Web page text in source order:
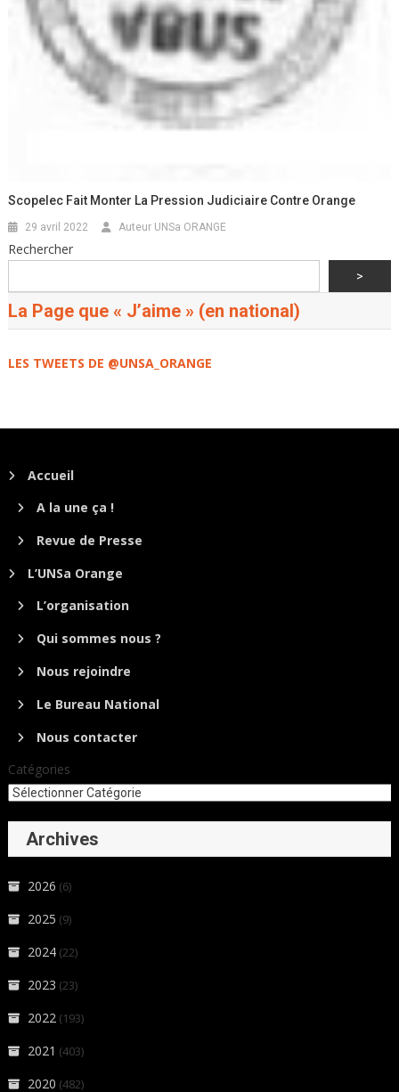
Scopelec Fait Monter La Pression Judiciaire Contre Orange
29 avril 2022 Auteur UNSa ORANGE
Rechercher
>
La Page que « J’aime » (en national)
LES TWEETS DE @UNSA_ORANGE
Accueil
A la une ça !
Revue de Presse
L’UNSa Orange
L’organisation
Qui sommes nous ?
Nous rejoindre
Le Bureau National
Nous contacter
Catégories
Archives
2026 (6)
2025 (9)
2024 (22)
2023 (23)
2022 (193)
2021 (403)
2020 (482)